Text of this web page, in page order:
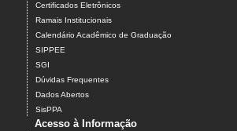
Certificados Eletrônicos
Ramais Institucionais
Calendário Acadêmico de Graduação
SIPPEE
SGI
Dúvidas Frequentes
Dados Abertos
SisPPA
Acesso à Informação